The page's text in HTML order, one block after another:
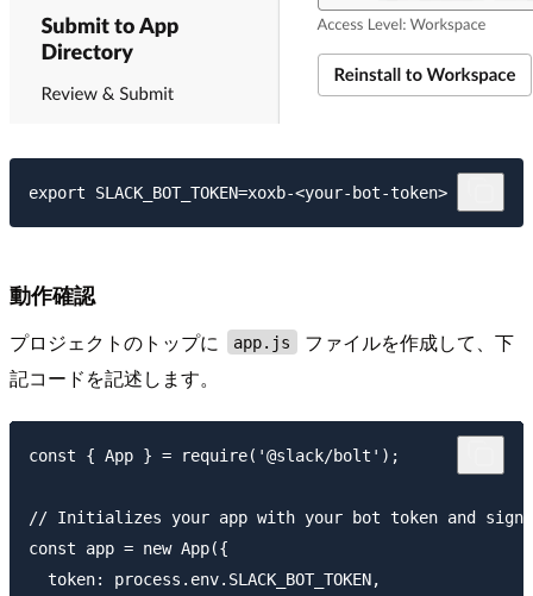
動作確認
プロジェクトのトップに app.js
ファイルを作成して、下
記コードを記述します。
const { App } = require('@slack/bolt');
// Initializes your app with your bot token and
const app = new App({
  token: process.env.SLACK_BOT_TOKEN,